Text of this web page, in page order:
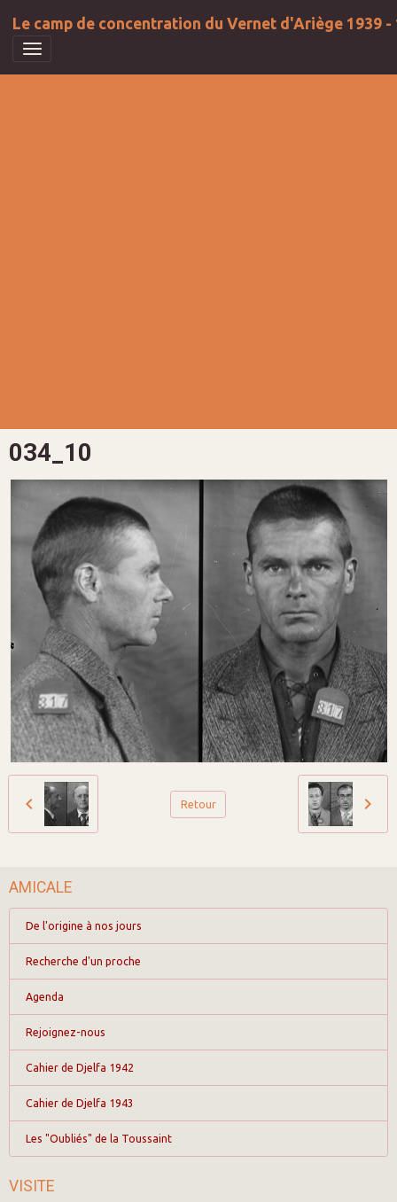
Le camp de concentration du Vernet d'Ariège 1939 -
034_10
Retour
AMICALE
De l'origine à nos jours
Recherche d'un proche
Agenda
Rejoignez-nous
Cahier de Djelfa 1942
Cahier de Djelfa 1943
Les "Oubliés" de la Toussaint
VISITE